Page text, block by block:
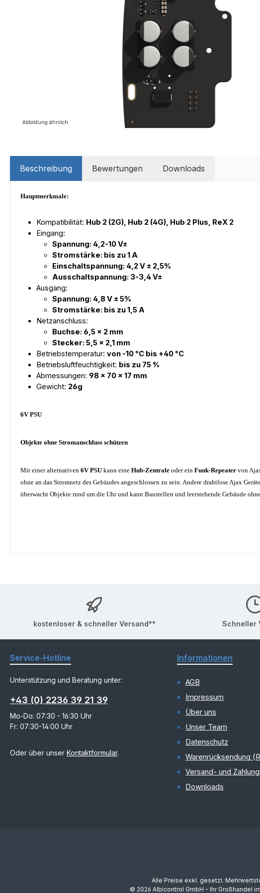
Abbildung ähnlich
Beschreibung Bewertungen Downloads
Hauptmerkmale:
Kompatibilität: Hub 2 (2G), Hub 2 (4G), Hub 2 Plus, ReX 2
Eingang:
Spannung: 4,2-10 V±
Stromstärke: bis zu 1 А
Einschaltspannung: 4,2 V ± 2,5%
Ausschaltspannung: 3-3,4 V±
Ausgang:
Spannung: 4,8 V ± 5%
Stromstärke: bis zu 1,5 А
Netzanschluss:
Buchse: 6,5 × 2 mm
Stecker: 5,5 × 2,1 mm
Betriebstemperatur: von -10 °C bis +40 °C
Betriebsluftfeuchtigkeit: bis zu 75 %
Abmessungen: 98 × 70 × 17 mm
Gewicht: 26g
6V PSU
Objekte ohne Stromanschluss schützen
Mit einer alternativen 6V PSU kann eine Hub-Zentrale oder ein Funk-Repeater von
ohne an das Stromnetz des Gebäudes angeschlossen zu sein. Andere drahtlose Ajax
überwacht Objekte rund um die Uhr und kann Baustellen und leerstehende Gebäude
kostenloser & schneller Versand** Schneller
Service-Hotline
Unterstützung und Beratung unter:
+43 (0) 2236 39 21 39
Mo-Do: 07:30 - 16:30 Uhr
Fr: 07:30-14:00 Uhr
Oder über unser Kontaktformular.
Informationen
AGB
Impressum
Über uns
Unser Team
Datenschutz
Warenrücksendung
Versand- und
Downloads
Alle Preise exkl. gesetzl.
© 2026 Albicontrol GmbH - Ihr Großhandel